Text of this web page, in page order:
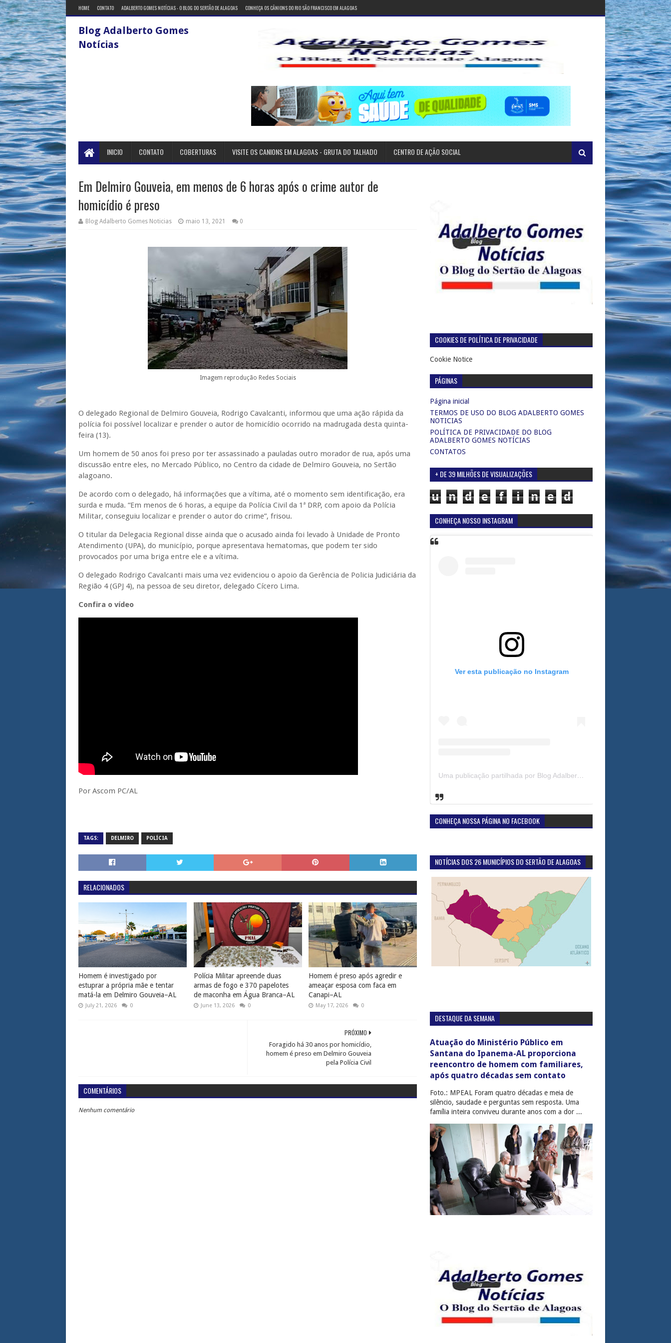
HOME CONTATO ADALBERTO GOMES NOTÍCIAS - O BLOG DO SERTÃO DE ALAGOAS CONHEÇA OS CÂNIONS DO RIO SÃO FRANCISCO EM ALAGOAS
Blog Adalberto Gomes
Notícias
INICIO CONTATO COBERTURAS VISITE OS CANIONS EM ALAGOAS - GRUTA DO TALHADO CENTRO DE AÇÃO SOCIAL
Em Delmiro Gouveia, em menos de 6 horas após o crime autor de
homicídio é preso
Blog Adalberto Gomes Noticias maio 13, 2021 0
Imagem reprodução Redes Sociais
O delegado Regional de Delmiro Gouveia, Rodrigo Cavalcanti, informou que uma ação rápida da
polícia foi possível localizar e prender o autor de homicídio ocorrido na madrugada desta quinta-
feira (13).
Um homem de 50 anos foi preso por ter assassinado a pauladas outro morador de rua, após uma
discussão entre eles, no Mercado Público, no Centro da cidade de Delmiro Gouveia, no Sertão
alagoano.
De acordo com o delegado, há informações que a vítima, até o momento sem identificação, era
surda e muda. “Em menos de 6 horas, a equipe da Polícia Civil da 1ª DRP, com apoio da Polícia
Militar, conseguiu localizar e prender o autor do crime”, frisou.
O titular da Delegacia Regional disse ainda que o acusado ainda foi levado à Unidade de Pronto
Atendimento (UPA), do município, porque apresentava hematomas, que podem ter sido
provocados por uma briga entre ele e a vítima.
O delegado Rodrigo Cavalcanti mais uma vez evidenciou o apoio da Gerência de Policia Judiciária da
Região 4 (GPJ 4), na pessoa de seu diretor, delegado Cícero Lima.
Confira o vídeo
Por Ascom PC/AL
TAGS: DELMIRO POLÍCIA
RELACIONADOS
Homem é investigado por
estuprar a própria mãe e tentar
matá-la em Delmiro Gouveia–AL
July 21, 2026 0
Polícia Militar apreende duas
armas de fogo e 370 papelotes
de maconha em Água Branca–AL
June 13, 2026 0
Homem é preso após agredir e
ameaçar esposa com faca em
Canapi–AL
May 17, 2026 0
PRÓXIMO
Foragido há 30 anos por homicídio,
homem é preso em Delmiro Gouveia
pela Polícia Civil
COMENTÁRIOS
Nenhum comentário
COOKIES DE POLÍTICA DE PRIVACIDADE
Cookie Notice
PÁGINAS
Página inicial
TERMOS DE USO DO BLOG ADALBERTO GOMES
NOTICIAS
POLÍTICA DE PRIVACIDADE DO BLOG
ADALBERTO GOMES NOTÍCIAS
CONTATOS
+ DE 39 MILHÕES DE VISUALIZAÇÕES
u n d e f i n e d
CONHEÇA NOSSO INSTAGRAM
Ver esta publicação no Instagram
Uma publicação partilhada por Blog Adalberto Gomes Noticias (@blogadalbertogomesnoticiass)
CONHEÇA NOSSA PÁGINA NO FACEBOOK
NOTÍCIAS DOS 26 MUNICÍPIOS DO SERTÃO DE ALAGOAS
DESTAQUE DA SEMANA
Atuação do Ministério Público em
Santana do Ipanema-AL proporciona
reencontro de homem com familiares,
após quatro décadas sem contato
Foto.: MPEAL Foram quatro décadas e meia de
silêncio, saudade e perguntas sem resposta. Uma
família inteira conviveu durante anos com a dor ...